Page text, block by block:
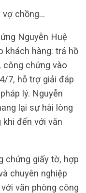
vợ chồng…
Nguyễn Huệ
khách hàng: trả hồ
công chứng vào
7, hỗ trợ giải đáp
lý. Nguyễn
lại sự hài lòng
đến với văn
chứng giấy tờ, hợp
chuyên nghiệp
văn phòng công